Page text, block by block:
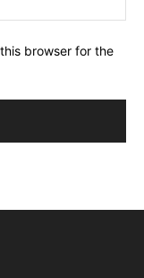
browser for the